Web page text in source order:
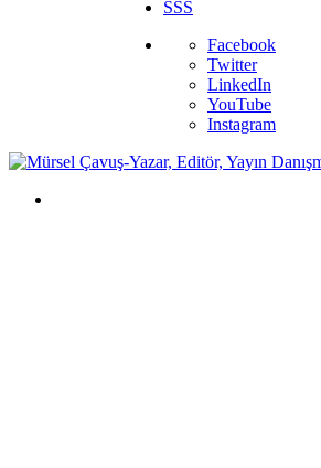
SSS
Facebook
Twitter
LinkedIn
YouTube
Instagram